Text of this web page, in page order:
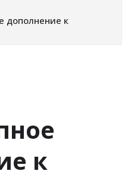
дополнение к
к